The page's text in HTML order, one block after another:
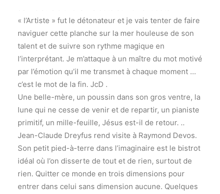
« l’Artiste » fut le détonateur et je vais tenter de faire
naviguer cette planche sur la mer houleuse de son
talent et de suivre son rythme magique en
l’interprétant. Je m’attaque à un maître du mot motivé
par l’émotion qu’il me transmet à chaque moment …
c’est le mot de la fin. JcD .
Une belle-mère, un poussin dans son gros ventre, la
lune qui ne cesse de venir et de repartir, un pianiste
primitif, un mille-feuille, Jésus est-il de retour. ..
Jean-Claude Dreyfus rend visite à Raymond Devos.
Son petit pied-à-terre dans l’imaginaire est le bistrot
idéal où l’on disserte de tout et de rien, surtout de
rien. Quitter ce monde en trois dimensions pour
entrer dans celui sans dimension aucune. Quelques